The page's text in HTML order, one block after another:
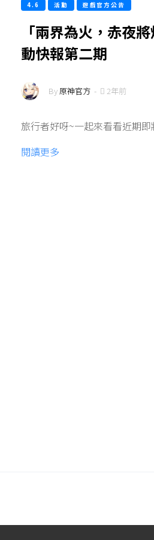
4.6 活動 遊戲官方公告
「兩界為火，赤夜
動快報第二期
By原神官方 - 2年前
旅行者好呀~一起來看看近期即
閱讀更多